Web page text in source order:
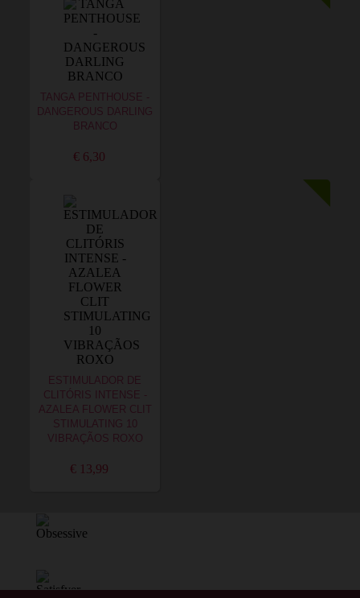
TANGA PENTHOUSE -
DANGEROUS DARLING
BRANCO
€ 6,30
ESTIMULADOR DE
CLITÓRIS INTENSE -
AZALEA FLOWER CLIT
STIMULATING 10
VIBRAÇÃOS ROXO
€ 13,99